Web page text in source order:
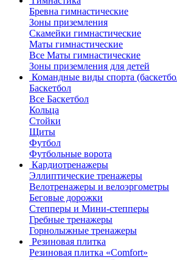
Бревна гимнастические
Зоны приземления
Скамейки гимнастические
Маты гимнастические
Все Маты гимнастические
Зоны приземления для детей
Командные виды спорта
Баскетбол
Все Баскетбол
Кольца
Стойки
Щиты
Футбол
Футбольные ворота
Кардиотренажеры
Эллиптические тренажеры
Велотренажеры и велоэргометры
Беговые дорожки
Степперы и Мини-степперы
Гребные тренажеры
Горнолыжные тренажеры
Резиновая плитка
Резиновая плитка «Comfort»